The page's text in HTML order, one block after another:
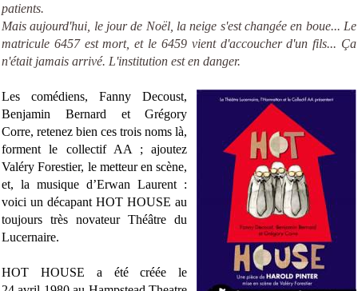
patients.
Mais aujourd'hui, le jour de Noël, la neige s'est changée en boue... Le
matricule 6457 est mort, et le 6459 vient d'accoucher d'un fils... Ça
n'était jamais arrivé. L'institution est en danger.
Les comédiens, Fanny Decoust,
Benjamin Bernard et Grégory
Corre, retenez bien ces trois noms là,
forment le collectif AA ; ajoutez
Valéry Forestier, le metteur en scène,
et, la musique d’Erwan Laurent :
voici un décapant HOT HOUSE au
toujours très novateur Théâtre du
Lucernaire.
HOT HOUSE a été créée le